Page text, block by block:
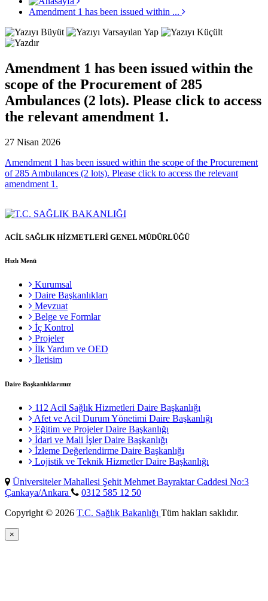
Amendment 1 has been issued within ...
Amendment 1 has been issued within the
scope of the Procurement of 285
Ambulances (2 lots). Please click to access
the relevant amendment 1.
27 Nisan 2026
Amendment 1 has been issued within the scope of the Procurement
of 285 Ambulances (2 lots). Please click to access the relevant
amendment 1.
ACİL SAĞLIK HİZMETLERİ GENEL MÜDÜRLÜĞÜ
Hızlı Menü
Kurumsal
Daire Başkanlıkları
Mevzuat
Belge ve Formlar
İç Kontrol
Projeler
İlk Yardım ve OED
İletisim
Daire Başkanlıklarımız
112 Acil Sağlık Hizmetleri Daire Başkanlığı
Afet ve Acil Durum Yönetimi Daire Başkanlığı
Eğitim ve Projeler Daire Başkanlığı
İdari ve Mali İşler Daire Başkanlığı
İzleme Değerlendirme Daire Başkanlığı
Lojistik ve Teknik Hizmetler Daire Başkanlığı
Üniversiteler Mahallesi Şehit Mehmet Bayraktar Caddesi No:3
Çankaya/Ankara
0312 585 12 50
Copyright © 2026 T.C. Sağlık Bakanlığı Tüm hakları saklıdır.
×